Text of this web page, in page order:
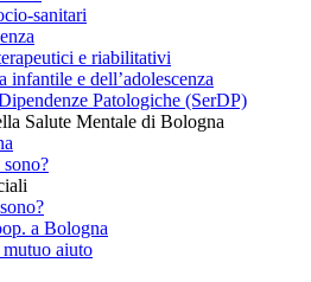
sanitari
e riabilitativi
infantile e dell’adolescenza
Patologiche (SerDP)
Salute Mentale di Bologna
sono?
a Bologna
aiuto